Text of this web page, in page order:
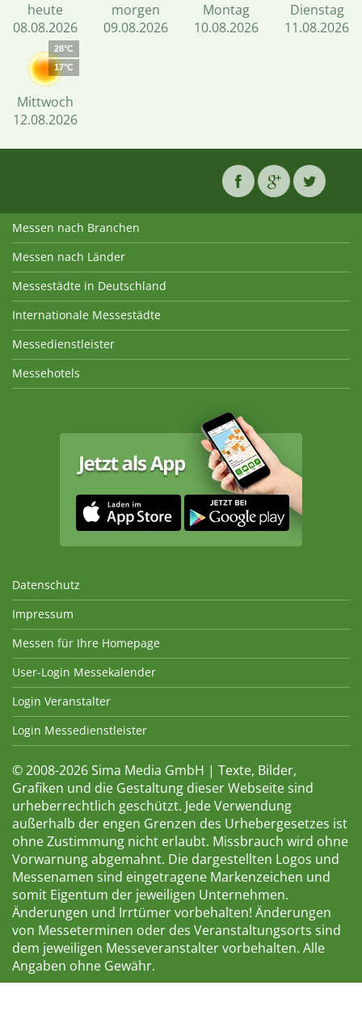
heute
08.08.2026
morgen
09.08.2026
Montag
10.08.2026
Dienstag
11.08.2026
28°C
17°C
Mittwoch
12.08.2026
Messen nach Branchen
Messen nach Länder
Messestädte in Deutschland
Internationale Messestädte
Messedienstleister
Messehotels
Datenschutz
Impressum
Messen für Ihre Homepage
User-Login Messekalender
Login Veranstalter
Login Messedienstleister
© 2008-2026 Sima Media GmbH | Texte, Bilder,
Grafiken und die Gestaltung dieser Webseite sind
urheberrechtlich geschützt. Jede Verwendung
außerhalb der engen Grenzen des Urhebergesetzes ist
ohne Zustimmung nicht erlaubt. Missbrauch wird ohne
Vorwarnung abgemahnt. Die dargestellten Logos und
Messenamen sind eingetragene Markenzeichen und
somit Eigentum der jeweiligen Unternehmen.
Änderungen und Irrtümer vorbehalten! Änderungen
von Messeterminen oder des Veranstaltungsorts sind
dem jeweiligen Messeveranstalter vorbehalten. Alle
Angaben ohne Gewähr.